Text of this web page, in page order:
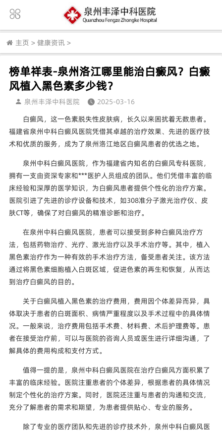
主页 > 健康资讯 >
榜单祥表-泉州洛江哪里能治白癜风？白癜
风植入黑色素多少钱？
泉州丰泽中科医院
2025-03-16
白癜风，这一色素脱失性皮肤病，长久以来困扰着无数患者。
福建省泉州中科白癜风医院凭借其卓越的治疗效果、先进的医疗技
术和优质的服务，成为了泉州洛江地区白癜风患者的优选之地。
泉州中科白癜风医院，作为福建省内知名的白癜风专科医院，
拥有一支由资深专家和***医护人员组成的团队。他们凭借丰富的临
床经验和深厚的医学知识，为白癜风患者提供个性化的治疗方案。
医院引进了先进的诊疗设备和技术，如308准分子激光治疗仪、皮
肤CT等，确保了对白癜风的精准诊断和治疗。
在泉州中科白癜风医院，患者可以接受到多种白癜风治疗方
法，包括药物治疗、光疗、激光治疗以及手术治疗等。其中，植入
黑色素治疗作为一种有效的手术治疗方法，备受患者关注。该方法
通过将黑色素细胞植入白斑区域，促进色素的再生和恢复，从而达
到治疗白癜风的目的。
关于白癜风植入黑色素的治疗费用，费用因个体差异而异，具
体取决于患者的白斑面积、病情严重程度以及手术过程中的具体情
况。一般来说，治疗费用包括手术费、材料费、术后护理费等。患
者在接受治疗前，可以与医院的咨询人员或医生进行详细沟通，了
解具体的费用构成和支付方式。
值得一提的是，泉州中科白癜风医院在治疗白癜风方面积累了
丰富的临床经验。医院注重患者的个体差异，根据患者的具体情况
制定个性化的治疗方案。同时，医院还注重与患者的沟通和交流，
充分了解患者的需求和期望，为患者提供贴心、专业的服务。
除了专业的医疗团队和先进的诊疗技术外，泉州中科白癜风医